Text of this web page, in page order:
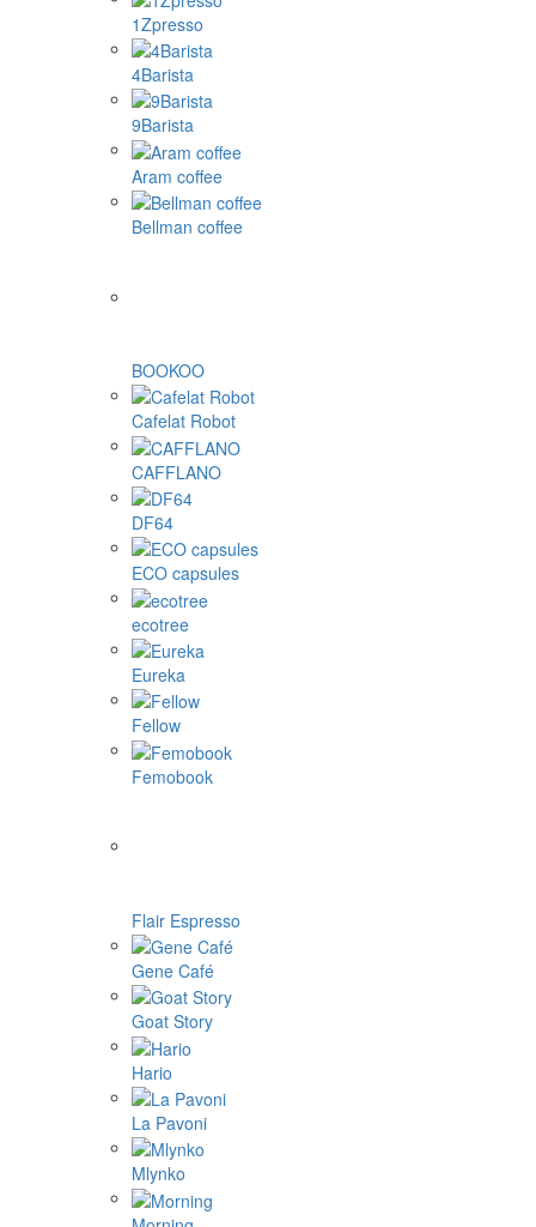
1Zpresso
4Barista
9Barista
Aram coffee
Bellman coffee
BOOKOO
Cafelat Robot
CAFFLANO
DF64
ECO capsules
ecotree
Eureka
Fellow
Femobook
Flair Espresso
Gene Café
Goat Story
Hario
La Pavoni
Mlynko